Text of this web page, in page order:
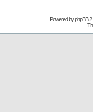
Powered byphpBB